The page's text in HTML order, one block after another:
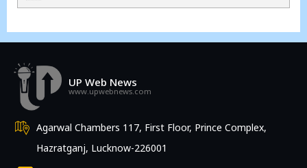
UP Web News
www.upwebnews.com
Agarwal Chambers 117, First Floor, Prince Complex,
Hazratganj, Lucknow-226001